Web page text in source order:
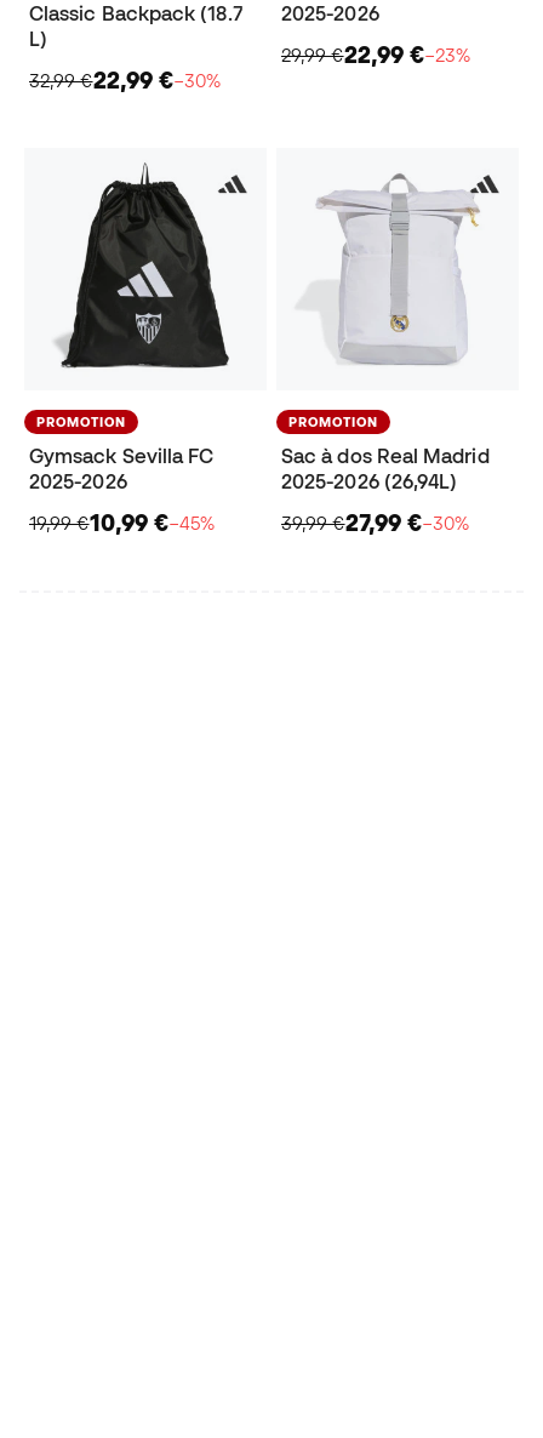
Classic Backpack (18.7
L)
32,99 €22,99 €−30%
2025-2026
29,99 €22,99 €−23%
PROMOTION
Gymsack Sevilla FC
2025-2026
19,99 €10,99 €−45%
PROMOTION
Sac à dos Real Madrid
2025-2026 (26,94L)
39,99 €27,99 €−30%